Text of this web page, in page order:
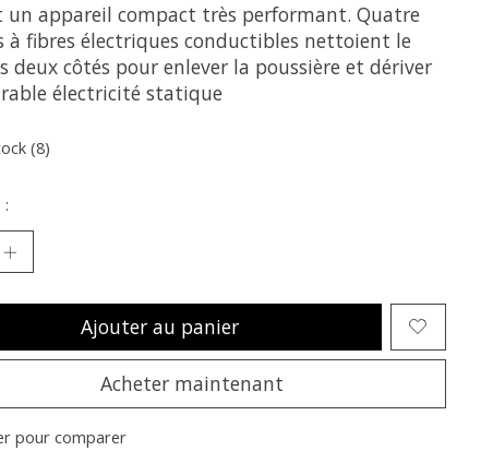
un appareil compact très performant. Quatre
à fibres électriques conductibles nettoient le
deux côtés pour enlever la poussière et dériver
électricité statique
(8)
Ajouter au panier
Acheter maintenant
pour comparer